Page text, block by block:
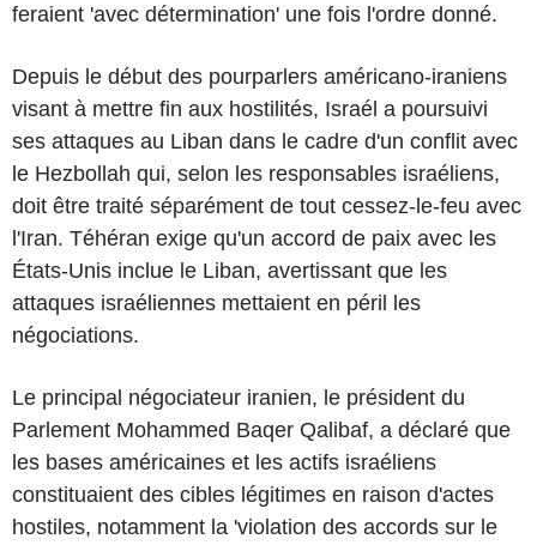
feraient 'avec détermination' une fois l'ordre donné.
Depuis le début des pourparlers américano-iraniens
visant à mettre fin aux hostilités, Israél a poursuivi
ses attaques au Liban dans le cadre d'un conflit avec
le Hezbollah qui, selon les responsables israéliens,
doit être traité séparément de tout cessez-le-feu avec
l'Iran. Téhéran exige qu'un accord de paix avec les
États-Unis inclue le Liban, avertissant que les
attaques israéliennes mettaient en péril les
négociations.
Le principal négociateur iranien, le président du
Parlement Mohammed Baqer Qalibaf, a déclaré que
les bases américaines et les actifs israéliens
constituaient des cibles légitimes en raison d'actes
hostiles, notamment la 'violation des accords sur le